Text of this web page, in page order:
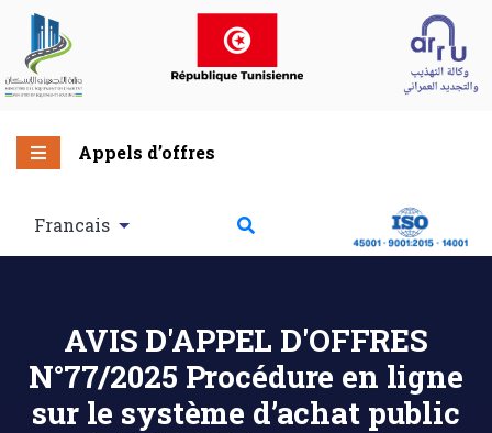
Appels d’offres
Francais
AVIS D'APPEL D'OFFRES
N°77/2025 Procédure en ligne
sur le système d’achat public